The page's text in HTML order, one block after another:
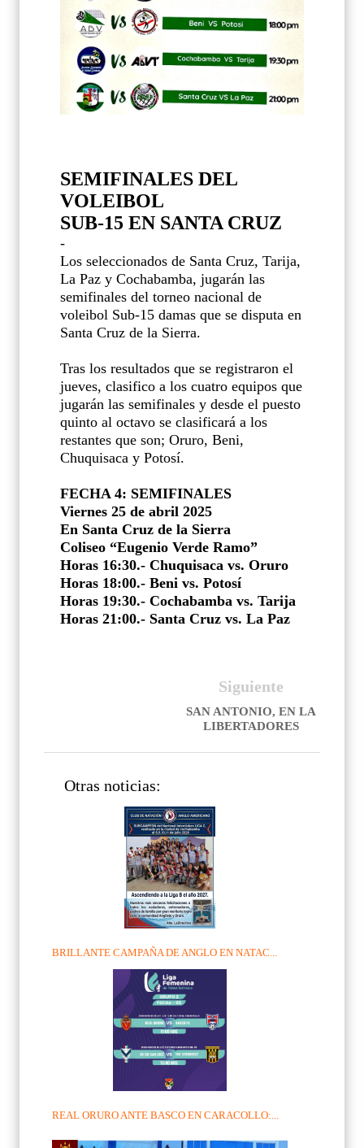
SEMIFINALES DEL
VOLEIBOL
SUB-15 EN SANTA CRUZ
-
Los seleccionados de Santa Cruz, Tarija,
La Paz y Cochabamba, jugarán las
semifinales del torneo nacional de
voleibol Sub-15 damas que se disputa en
Santa Cruz de la Sierra.
Tras los resultados que se registraron el
jueves, clasifico a los cuatro equipos que
jugarán las semifinales y desde el puesto
quinto al octavo se clasificará a los
restantes que son; Oruro, Beni,
Chuquisaca y Potosí.
FECHA 4: SEMIFINALES
Viernes 25 de abril 2025
En Santa Cruz de la Sierra
Coliseo “Eugenio Verde Ramo”
Horas 16:30.- Chuquisaca vs. Oruro
Horas 18:00.- Beni vs. Potosí
Horas 19:30.- Cochabamba vs. Tarija
Horas 21:00.- Santa Cruz vs. La Paz
Siguiente
SAN ANTONIO, EN LA
LIBERTADORES
Otras noticias:
BRILLANTE CAMPAÑA DE ANGLO EN NATAC...
REAL ORURO ANTE BASCO EN CARACOLLO:...